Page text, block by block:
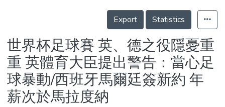
Statistics
Details
Export
Statistics
世界杯足球賽 英、德之役隱憂重
重 英體育大臣提出警告：當心足
球暴動/西班牙馬爾廷簽新約 年
薪次於馬拉度納